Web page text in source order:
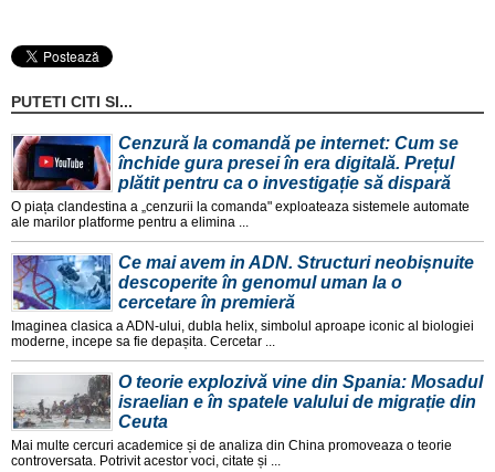
PUTETI CITI SI...
Cenzură la comandă pe internet: Cum se
închide gura presei în era digitală. Prețul
plătit pentru ca o investigație să dispară
O piața clandestina a „cenzurii la comanda" exploateaza sistemele automate
ale marilor platforme pentru a elimina ...
Ce mai avem in ADN. Structuri neobișnuite
descoperite în genomul uman la o
cercetare în premieră
Imaginea clasica a ADN-ului, dubla helix, simbolul aproape iconic al biologiei
moderne, incepe sa fie depașita. Cercetar ...
O teorie explozivă vine din Spania: Mosadul
israelian e în spatele valului de migrație din
Ceuta
Mai multe cercuri academice și de analiza din China promoveaza o teorie
controversata. Potrivit acestor voci, citate și ...